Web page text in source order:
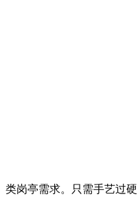
类岗亭需求。只需手艺过